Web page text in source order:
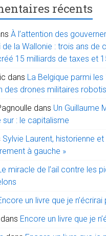
récents
À l’attention des
la Wallonie : trois ans de
15 milliards de taxes et
dans La Belgique parmi
des drones militaires
dans Un Guillaume
: le capitalisme
Sylvie Laurent, historienne
à gauche »
miracle de l’ail contre les
un livre que je n’écrirai
dans Encore un livre que je